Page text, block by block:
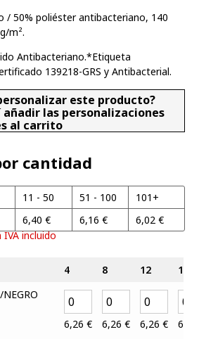
/ 50% poliéster antibacteriano, 140
m².
Antibacteriano.*Etiqueta
139218-GRS y Antibacterial.
este producto?
añadir las personalizaciones
al carrito
cantidad
11 - 50
6,40€
51 - 100
6,16 €
101+
6,02 €
incluido
4 8 12
16
6,26 € 6,26 € 6,26 €